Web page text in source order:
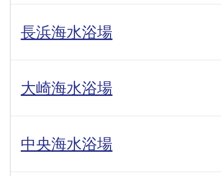
長浜海水浴場
大崎海水浴場
中央海水浴場